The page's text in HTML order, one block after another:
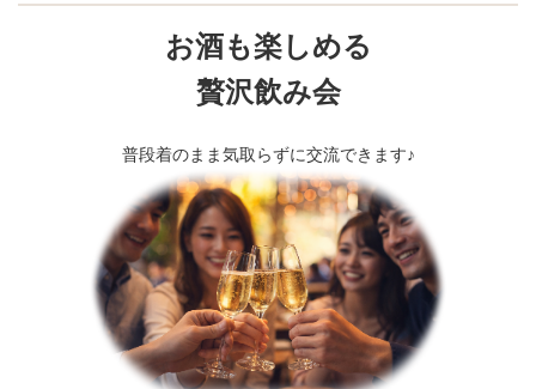
お酒も楽しめる
贅沢飲み会
普段着のまま気取らずに交流できます♪